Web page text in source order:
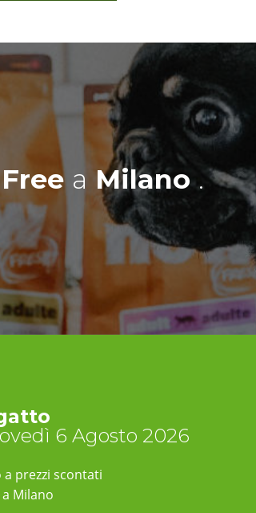
a Milano.
6 Agosto 2026
prezzi scontati
Milano